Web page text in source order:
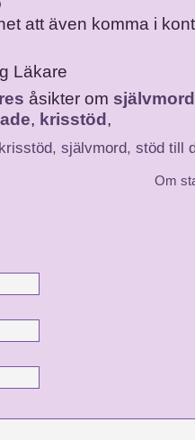
att även komma i
Läkare
åsikter om självmord
, krisstöd ,
krisstöd, självmord, stöd till
Om